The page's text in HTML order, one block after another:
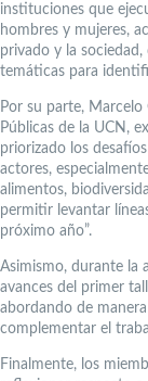
instituciones que
hombres y mujeres,
privado y la
temáticas para
Por su parte,
Públicas de la UCN,
priorizado los
actores,
alimentos,
permitir levantar
próximo año”.
Asimismo, durante la
avances del primer
abordando de
complementar el
Finalmente, los